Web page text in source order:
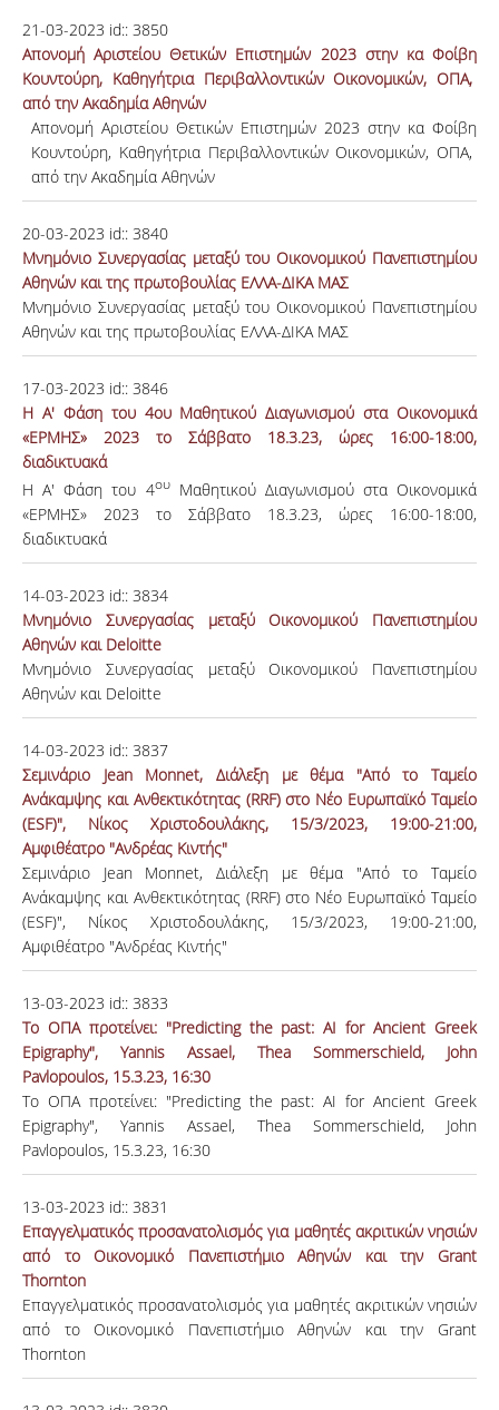
21-03-2023 id:: 3850
Απονομή Αριστείου Θετικών Επιστημών 2023 στην κα Φοίβη
Κουντούρη, Καθηγήτρια Περιβαλλοντικών Οικονομικών, ΟΠΑ,
από την Ακαδημία Αθηνών
Απονομή Αριστείου Θετικών Επιστημών 2023 στην κα Φοίβη
Κουντούρη, Καθηγήτρια Περιβαλλοντικών Οικονομικών, ΟΠΑ,
από την Ακαδημία Αθηνών
20-03-2023 id:: 3840
Μνημόνιο Συνεργασίας μεταξύ του Οικονομικού Πανεπιστημίου
Αθηνών και της πρωτοβουλίας ΕΛΛΑ-ΔΙΚΑ ΜΑΣ
Μνημόνιο Συνεργασίας μεταξύ του Οικονομικού Πανεπιστημίου
Αθηνών και της πρωτοβουλίας ΕΛΛΑ-ΔΙΚΑ ΜΑΣ
17-03-2023 id:: 3846
Η Α' Φάση του 4ου Μαθητικού Διαγωνισμού στα Οικονομικά
«ΕΡΜΗΣ» 2023 το Σάββατο 18.3.23, ώρες 16:00-18:00,
διαδικτυακά
Η Α' Φάση του 4ουΜαθητικού Διαγωνισμού στα Οικονομικά
«ΕΡΜΗΣ» 2023 το Σάββατο 18.3.23, ώρες 16:00-18:00,
διαδικτυακά
14-03-2023 id:: 3834
Μνημόνιο Συνεργασίας μεταξύ Οικονομικού Πανεπιστημίου
Αθηνών και Deloitte
Μνημόνιο Συνεργασίας μεταξύ Οικονομικού Πανεπιστημίου
Αθηνών και Deloitte
14-03-2023 id:: 3837
Σεμινάριο Jean Monnet, Διάλεξη με θέμα "Από το Ταμείο
Ανάκαμψης και Ανθεκτικότητας (RRF) στο Νέο Ευρωπαϊκό Ταμείο
(ΕSF)", Νίκος Χριστοδουλάκης, 15/3/2023, 19:00-21:00,
Αμφιθέατρο "Ανδρέας Κιντής"
Σεμινάριο Jean Monnet, Διάλεξη με θέμα "Από το Ταμείο
Ανάκαμψης και Ανθεκτικότητας (RRF) στο Νέο Ευρωπαϊκό Ταμείο
(ΕSF)", Νίκος Χριστοδουλάκης, 15/3/2023, 19:00-21:00,
Αμφιθέατρο "Ανδρέας Κιντής"
13-03-2023 id:: 3833
Το ΟΠΑ προτείνει: "Predicting the past: AI for Ancient Greek
Epigraphy", Yannis Assael, Thea Sommerschield, John
Pavlopoulos, 15.3.23, 16:30
Το ΟΠΑ προτείνει: "Predicting the past: AI for Ancient Greek
Epigraphy", Yannis Assael, Thea Sommerschield, John
Pavlopoulos, 15.3.23, 16:30
13-03-2023 id:: 3831
Επαγγελματικός προσανατολισμός για μαθητές ακριτικών νησιών
από το Οικονομικό Πανεπιστήμιο Αθηνών και την Grant
Thornton
Επαγγελματικός προσανατολισμός για μαθητές ακριτικών νησιών
από το Οικονομικό Πανεπιστήμιο Αθηνών και την Grant
Thornton